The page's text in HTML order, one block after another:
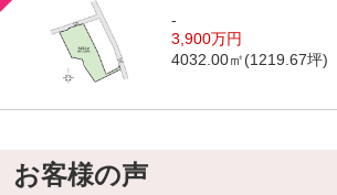
-
3,900万円
4032.00㎡(1219.67坪)
お客様の声